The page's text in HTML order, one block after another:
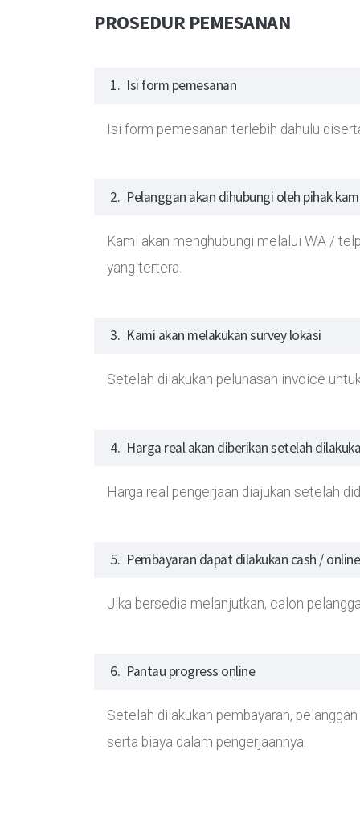
PROSEDUR PEMESANAN
1. Isi form pemesanan
Isi form pemesanan terlebih dahulu
2. Pelanggan akan dihubungi oleh pihak
Kami akan menghubungi melalui WA /
yang tertera.
3. Kami akan melakukan survey lokasi
Setelah dilakukan pelunasan invoice
4. Harga real akan diberikan setelah
Harga real pengerjaan diajukan setelah
5. Pembayaran dapat dilakukan cash / online
Jika bersedia melanjutkan, calon
6. Pantau progress online
Setelah dilakukan pembayaran,
serta biaya dalam pengerjaannya.